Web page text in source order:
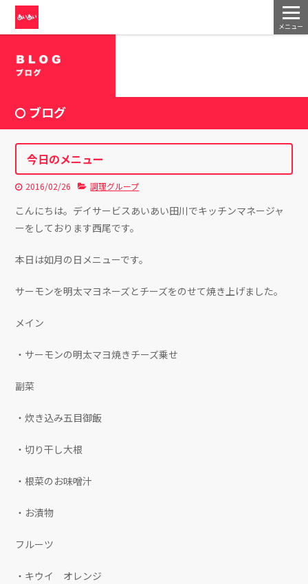
メニュー
ブログ
今日のメニュー
2016/02/26 調理グループ
こんにちは。デイサービスあいあい田川でキッチンマネージャ
ーをしております西尾です。
本日は如月の日メニューです。
サーモンを明太マヨネーズとチーズをのせて焼き上げました。
メイン
・サーモンの明太マヨ焼きチーズ乗せ
副菜
・炊き込み五目御飯
・切り干し大根
・根菜のお味噌汁
・お漬物
フルーツ
・キウイ オレンジ